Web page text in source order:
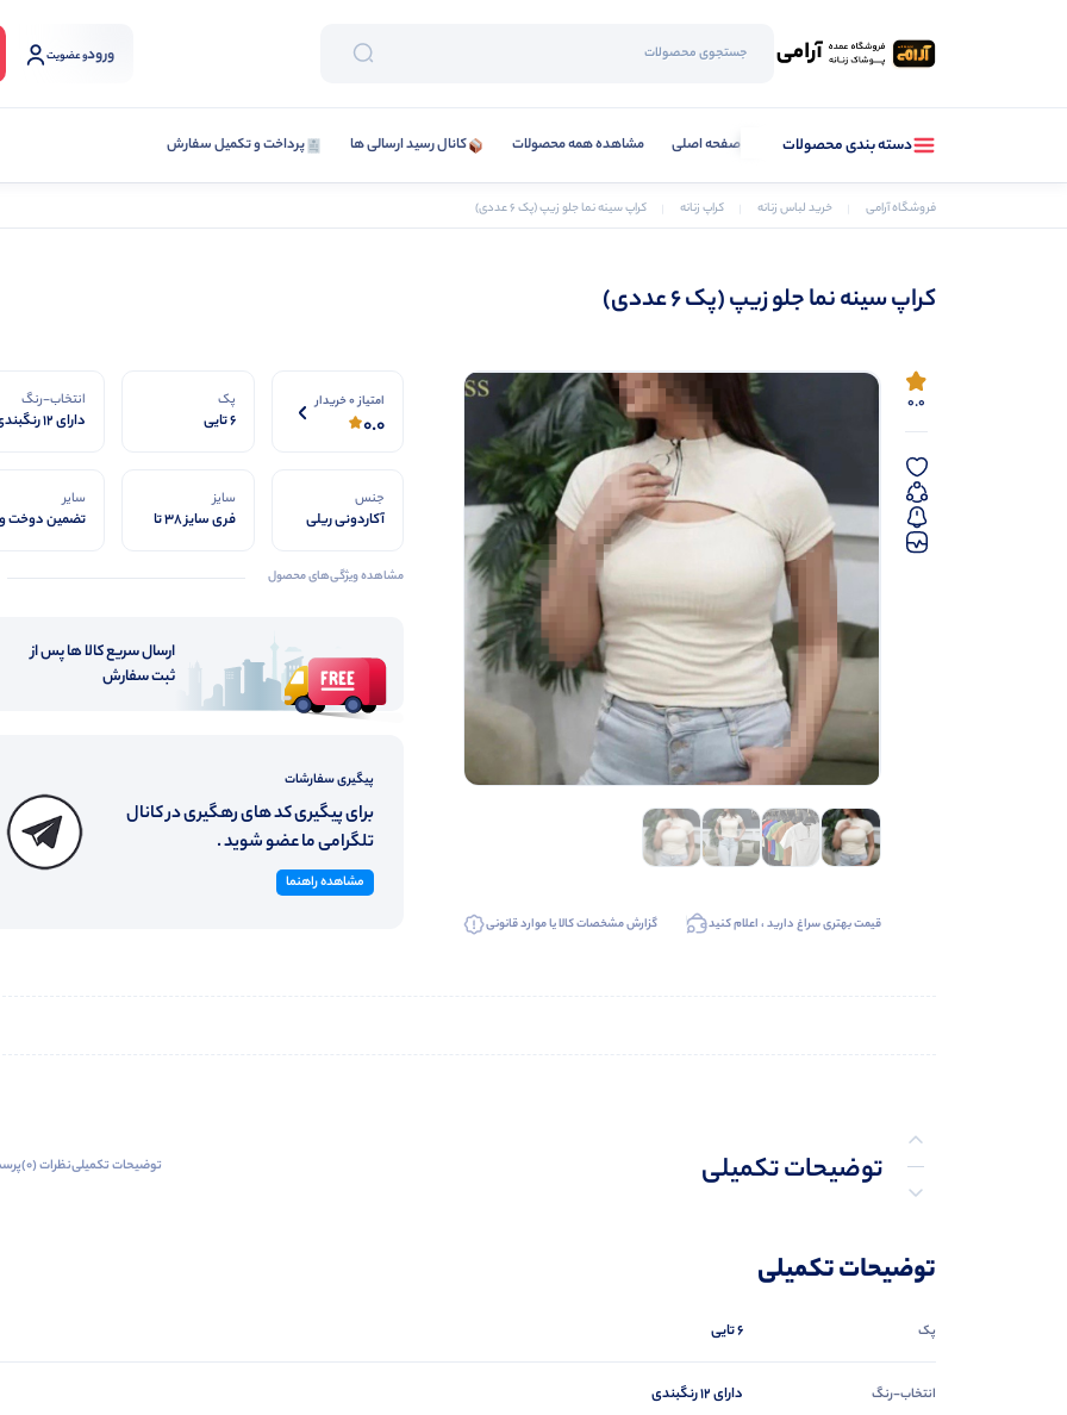
ورودو عضویت
دسته بندی محصولات صفحه اصلی مشاهده همه محصولات کانال رسید ارسالی ها پرداخت و تکمیل سفارش
فروشگاه آرامی خرید لباس زنانه کراپ زنانه کراپ سينه نما جلو زيپ (پک 6 عددی)
کراپ سينه نما جلو زيپ (پک 6 عددی)
0.0
قیمت بهتری سراغ دارید ، اعلام کنید گزارش مشخصات کالا یا موارد قانونی
امتیاز 0 خریدار
0.0
پک
6 تایی
انتخاب-رنگ
دارای 12 رنگبندی
جنس
آكاردونى ريلى
سایز
فری سایز ۳۸ تا
سایر
تضمین دوخت و
مشاهده ویژگی‌های محصول
ارسال سریع کالا ها پس از
ثبت سفارش
پیگیری سفارشات
برای پیگیری کد های رهگیری در کانال
تلگرامی ما عضو شوید .
مشاهده راهنما
توضیحات تکمیلی
توضیحات تکمیلینظرات (0)
توضیحات تکمیلی
پک 6 تایی
انتخاب-رنگ دارای 12 رنگبندی